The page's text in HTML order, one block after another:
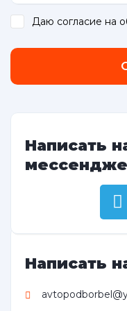
Даю согласие на
Написать
Написать